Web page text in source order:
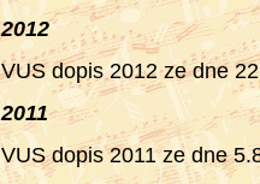
2012
VUS dopis 2012 ze dne
2011
VUS dopis 2011 ze dne